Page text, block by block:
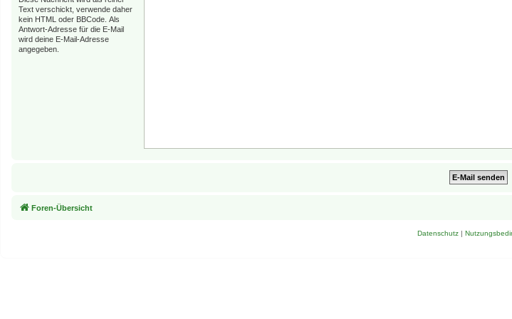
Text verschickt, verwende daher
kein HTML oder BBCode. Als
Antwort-Adresse für die E-Mail
wird deine E-Mail-Adresse
angegeben.
Foren-Übersicht
Datenschutz|